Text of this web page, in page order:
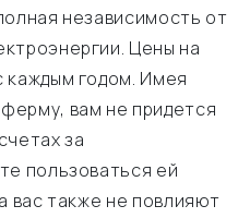
независимость от
Цены на
каждым годом. Имея
вам не придется
за
пользоваться ей
вас также не повлияют